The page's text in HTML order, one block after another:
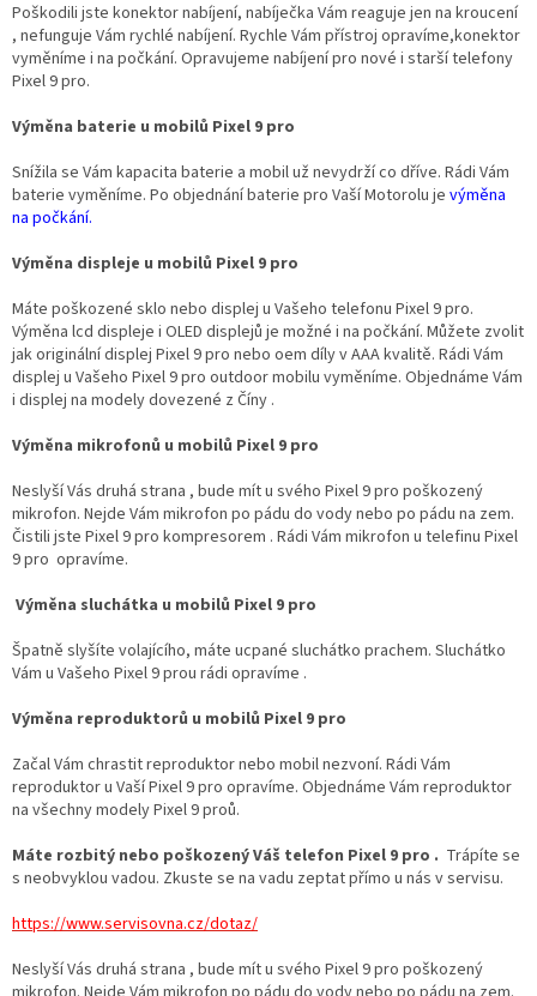
Poškodili jste konektor nabíjení, nabíječka Vám reaguje jen na kroucení
, nefunguje Vám rychlé nabíjení. Rychle Vám přístroj opravíme,konektor
vyměníme i na počkání. Opravujeme nabíjení pro nové i starší telefony
Pixel 9 pro.
Výměna baterie u mobilů Pixel 9 pro
Snížila se Vám kapacita baterie a mobil už nevydrží co dříve. Rádi Vám
baterie vyměníme. Po objednání baterie pro Vaší Motorolu je výměna
na počkání.
Výměna displeje u mobilů Pixel 9 pro
Máte poškozené sklo nebo displej u Vašeho telefonu Pixel 9 pro.
Výměna lcd displeje i OLED displejů je možné i na počkání. Můžete zvolit
jak originální displej Pixel 9 pro nebo oem díly v AAA kvalitě. Rádi Vám
displej u Vašeho Pixel 9 pro outdoor mobilu vyměníme. Objednáme Vám
i displej na modely dovezené z Číny .
Výměna mikrofonů u mobilů Pixel 9 pro
Neslyší Vás druhá strana , bude mít u svého Pixel 9 pro poškozený
mikrofon. Nejde Vám mikrofon po pádu do vody nebo po pádu na zem.
Čistili jste Pixel 9 pro kompresorem . Rádi Vám mikrofon u telefinu Pixel
9 pro opravíme.
Výměna sluchátka u mobilů Pixel 9 pro
Špatně slyšíte volajícího, máte ucpané sluchátko prachem. Sluchátko
Vám u Vašeho Pixel 9 prou rádi opravíme .
Výměna reproduktorů u mobilů Pixel 9 pro
Začal Vám chrastit reproduktor nebo mobil nezvoní. Rádi Vám
reproduktor u Vaší Pixel 9 pro opravíme. Objednáme Vám reproduktor
na všechny modely Pixel 9 proů.
Máte rozbitý nebo poškozený Váš telefon Pixel 9 pro . Trápíte se
s neobvyklou vadou. Zkuste se na vadu zeptat přímo u nás v servisu.
https://www.servisovna.cz/dotaz/
Neslyší Vás druhá strana , bude mít u svého Pixel 9 pro poškozený